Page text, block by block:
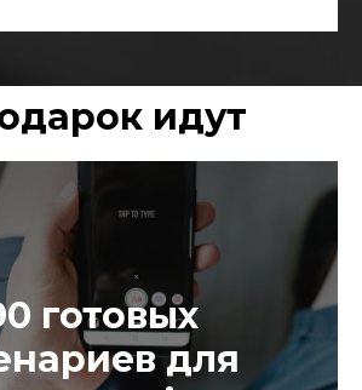
идут
готовых
для